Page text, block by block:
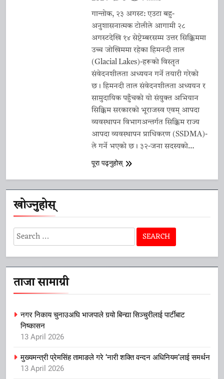
गान्तोक, २३ अगस्ट: एउटा बहु-
अनुशासनात्मक टोलीले आगामी २८
अगस्टदेखि १४ सेप्टेम्बरसम्म उत्तर सिक्किममा
उच्च जोखिममा रहेका हिमनदी ताल
(Glacial Lakes)-हरूको विस्तृत
संवेदनशीलता अध्ययन गर्ने तयारी गरेको
छ। हिमनदी ताल संवेदनशीलता अध्ययन र
सामुदायिक पहुँचको यो संयुक्त अभियान
सिक्किम सरकारको भूराजस्व एवम् आपदा
व्यवस्थापन विभागअन्तर्गत सिक्किम राज्य
आपदा व्यवस्थापन प्राधिकरण (SSDMA)-
ले गर्ने भएको छ। ३२-जना सदस्यको…
पूरा पढ्नुहोस्
खोज्नुहोस्
Search
for:
ताजा सामाग्री
नगर निकाय चुनाउअघि भाजपाले गर्‍यो बिन्द्या सिञ्चुरीलाई पार्टीबाट
निष्कासन
13 April 2026
मुख्यमन्त्री प्रेमसिंह तामाङले गरे ‘नारी शक्ति वन्दन अधिनियम’लाई समर्थन
13 April 2026